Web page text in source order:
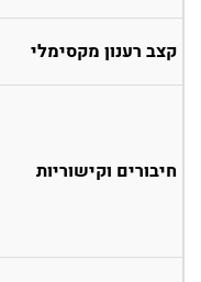
קצב רענון מקסימלי
חיבורים וקישוריות